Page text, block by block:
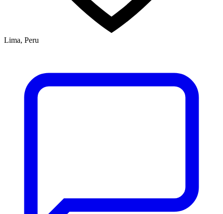
Lima, Peru